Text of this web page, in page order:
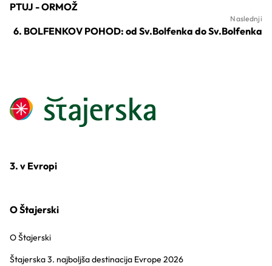
PTUJ - ORMOŽ
Naslednji
6. BOLFENKOV POHOD: od Sv.Bolfenka do Sv.Bolfenka
3. v Evropi
O Štajerski
O Štajerski
Štajerska 3. najboljša destinacija Evrope 2026